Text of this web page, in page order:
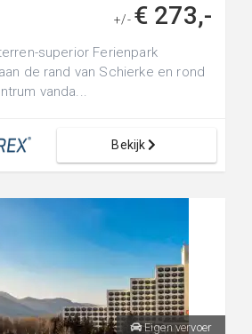
+/- € 273,-
superior Ferienpark
de rand van Schierke en rond
vanda...
Bekijk
Eigen vervoer